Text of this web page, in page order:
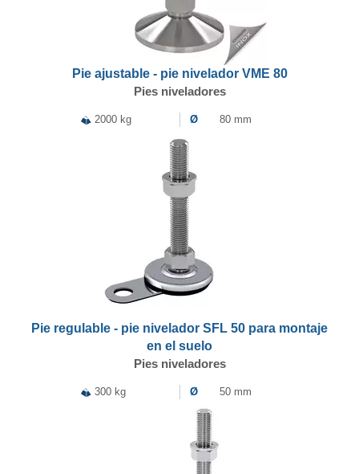
Pie ajustable - pie nivelador VME 80
Pies niveladores
2000 kg Ø 80 mm
Pie regulable - pie nivelador SFL 50 para montaje
en el suelo
Pies niveladores
300 kg Ø 50 mm